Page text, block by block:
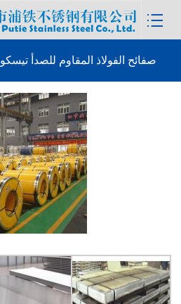

> صفائح الفولاذ المقاوم للصدأ تيسكو